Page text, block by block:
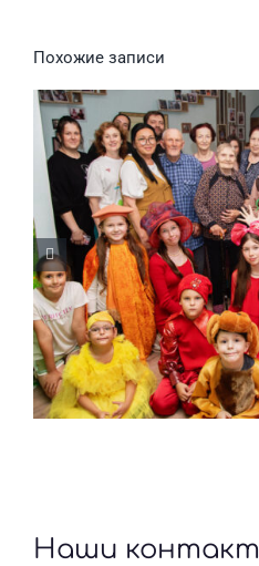
Похожие записи
Волонтеры в
Наши